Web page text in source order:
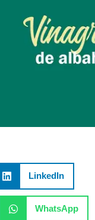
LinkedIn
WhatsApp